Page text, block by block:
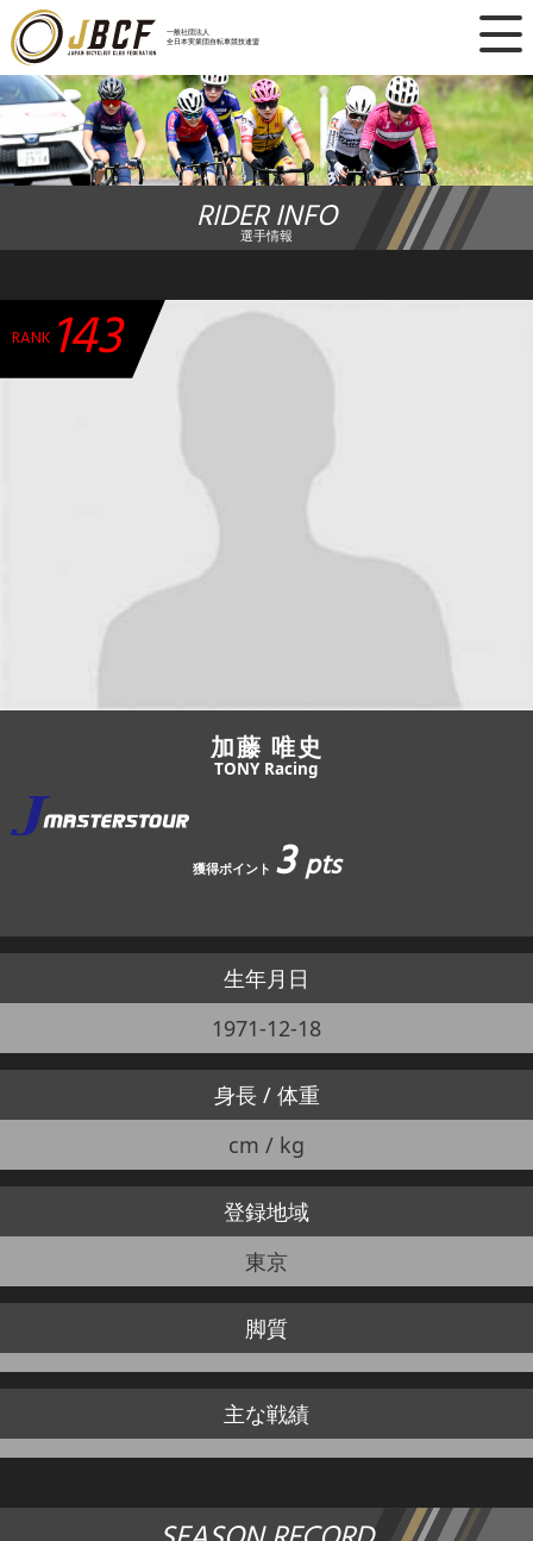
一般社団法人
全日本実業団自転車競技連盟
×
ニュース
レース日程
ランキング
チーム・選手
加盟・登録
エントリー
JBCF ROAD SERIESとは
RIDER INFO
選手情報
RANK 143
加藤 唯史
TONY Racing
獲得ポイント 3pts
生年月日
1971-12-18
身長 / 体重
cm / kg
登録地域
東京
脚質
主な戦績